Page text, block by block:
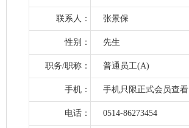
联系人： 张景保
性别： 先生
职务/职称： 普通员工(A)
手机： 手机只限正式会员查看
电话： 0514-86273454